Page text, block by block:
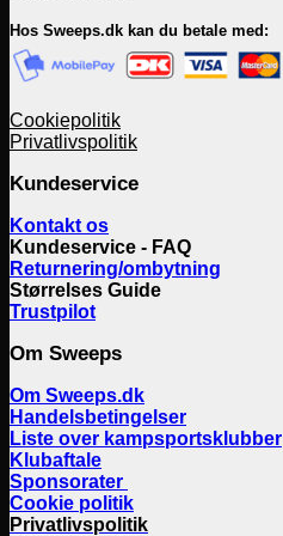
Hos Sweeps.dk kan du betale med:
Cookiepolitik
Privatlivspolitik
Kundeservice
Kontakt os
Kundeservice - FAQ
Returnering/ombytning
Størrelses Guide
Trustpilot
Om Sweeps
Om Sweeps.dk
Handelsbetingelser
Liste over kampsportsklubber
Klubaftale
Sponsorater
Cookie politik
Privatlivspolitik